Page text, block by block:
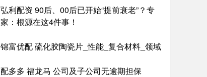
弘利配资 90后、00后已开始“提前衰老”？专
家：根源在这4件事！
锦富优配 硫化胶陶瓷片_性能_复合材料_领域
配多多 福龙马 公司及子公司无逾期担保